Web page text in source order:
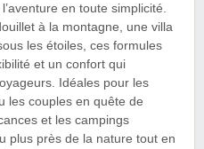
en toute simplicité.
à la montagne, une villa
les étoiles, ces formules
et un confort qui
Idéales pour les
les couples en quête de
et les campings
plus près de la nature tout en